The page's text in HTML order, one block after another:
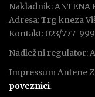
Nakladnik: ANTENA
Adresa: Trg kneza
Kontakt: 023/777-
Nadležni regulator:
Impressum Antene
poveznici.